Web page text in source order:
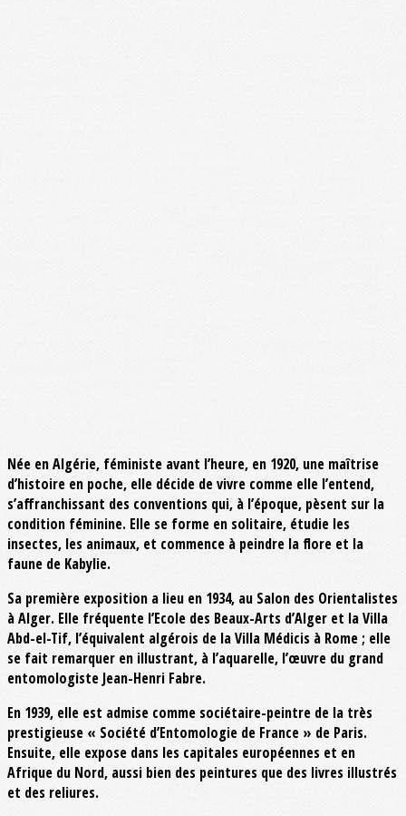
Née en Algérie, féministe avant l’heure, en 1920, une maîtrise
d’histoire en poche, elle décide de vivre comme elle l’entend,
s’affranchissant des conventions qui, à l’époque, pèsent sur la
condition féminine. Elle se forme en solitaire, étudie les
insectes, les animaux, et commence à peindre la flore et la
faune de Kabylie.
Sa première exposition a lieu en 1934, au Salon des Orientalistes
à Alger. Elle fréquente l’Ecole des Beaux-Arts d’Alger et la Villa
Abd-el-Tif, l’équivalent algérois de la Villa Médicis à Rome ; elle
se fait remarquer en illustrant, à l’aquarelle, l’œuvre du grand
entomologiste Jean-Henri Fabre.
En 1939, elle est admise comme sociétaire-peintre de la très
prestigieuse « Société d’Entomologie de France » de Paris.
Ensuite, elle expose dans les capitales européennes et en
Afrique du Nord, aussi bien des peintures que des livres illustrés
et des reliures.